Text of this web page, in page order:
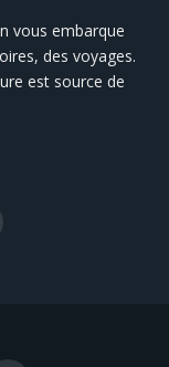
vous embarque
des voyages.
est source de